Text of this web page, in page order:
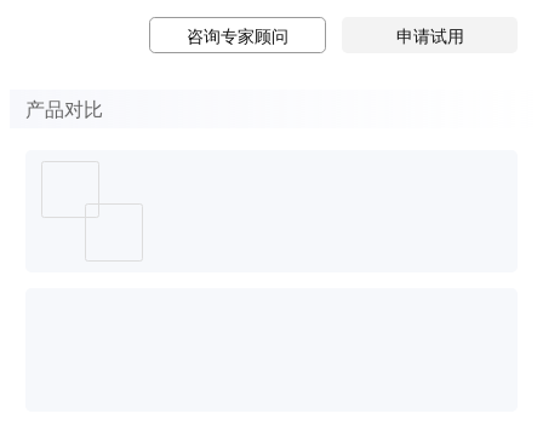
咨询专家顾问 申请试用
产品对比